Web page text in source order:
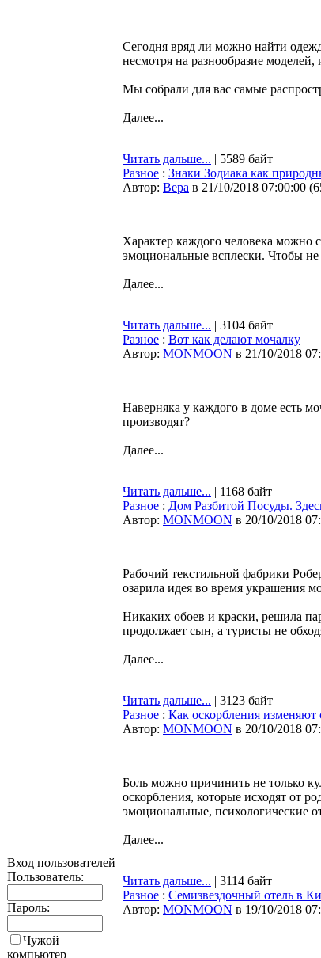
Вход пользователей
Пользователь:
Пароль:
Чужой
компьютер
Сегодня вряд ли можно найти
несмотря на разнообразие
Мы собрали для вас самые
Далее...
Читать дальше... | 5589 байт
Разное : Знаки Зодиака как
Автор: Bepa в 21/10/2018 07:00:00 (
Характер каждого человека можно
эмоциональные всплески. Чтобы
Далее...
Читать дальше... | 3104 байт
Разное : Вот как делают мочалку
Автор: MONMOON в 21/10/2018
Наверняка у каждого в доме есть
производят?
Далее...
Читать дальше... | 1168 байт
Разное : Дом Разбитой Посуды.
Автор: MONMOON в 20/10/2018
Рабочий текстильной фабрики
озарила идея во время украшения
Никаких обоев и краски, решила
продолжает сын, а туристы не
Далее...
Читать дальше... | 3123 байт
Разное : Как оскорбления изменяют
Автор: MONMOON в 20/10/2018
Боль можно причинить не только
оскорбления, которые исходят от
эмоциональные, психологические
Далее...
Читать дальше... | 3114 байт
Разное : Семизвездочный отель в
Автор: MONMOON в 19/10/2018